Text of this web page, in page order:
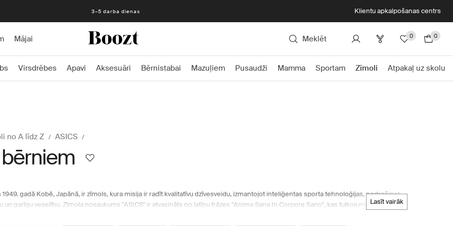
3–5 darba dienas Klientu apkalpošanas centrs
Mājai Meklēt 0 0
Virsdrēbes Apavi Aksesuāri Bērnistabai Mazuļiem Pusaudži Mamma Sportam Zīmoli Atpakaļ uz skolu
no A līdz Z ASICS
lasīt vairāk
1949. gadā Kobē, Japānā, ir zīmols, kura misija ir radīt kvalitatīvu dzīvesveidu, izmantojot inteliģentas sporta tehnoloģijas, nodrošinot
un garīgu veselību. Zīmola nosaukums "ASICS" ir atvasināts no latīņu frāzes "Anima Sana In Corpore Sano", kas tulkojumā nozīmē